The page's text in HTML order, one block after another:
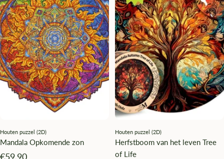
Houten puzzel (2D)
Mandala Opkomende zon
Angebotspreis
€59,90
Houten puzzel (2D)
Herfstboom van het leven Tree
of Life